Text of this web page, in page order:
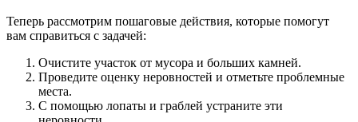
Теперь рассмотрим пошаговые действия, которые помогут
вам справиться с задачей:
Очистите участок от мусора и больших камней.
Проведите оценку неровностей и отметьте проблемные
места.
С помощью лопаты и граблей устраните эти